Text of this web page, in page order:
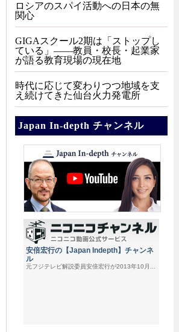
ロシアのスパイ活動への日本の無
関心
GIGAスクール2期は「ストップし
ている」——教員・校長・起業家
が語る教育現場の現在地
時代に応じて変わりつつ地域を支
え続けてきた仙台火力発電所
Japan In-depth チャンネル